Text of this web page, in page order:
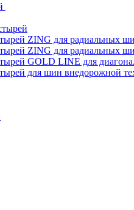
ZING для радиальных
ZING для радиальных
GOLD LINE для
для шин внедорожной